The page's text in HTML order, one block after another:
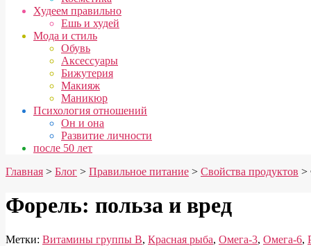
Худеем правильно
Ешь и худей
Мода и стиль
Обувь
Аксессуары
Бижутерия
Макияж
Маникюр
Психология отношений
Он и она
Развитие личности
после 50 лет
Главная > Блог > Правильное питание > Свойства продуктов >
Форель: польза и вред
Метки: Витамины группы B, Красная рыба, Омега-3, Омега-6,